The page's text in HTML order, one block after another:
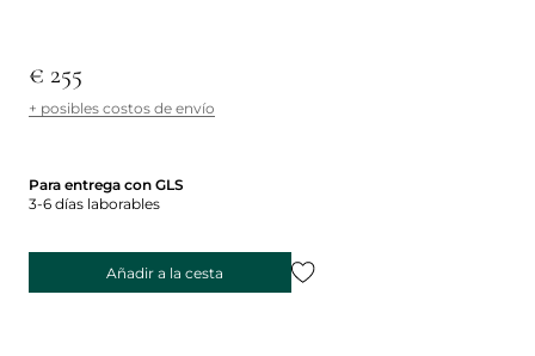
€ 255
+ posibles costos de envío
Para entrega con GLS
3-6 días laborables
Añadir a la cesta